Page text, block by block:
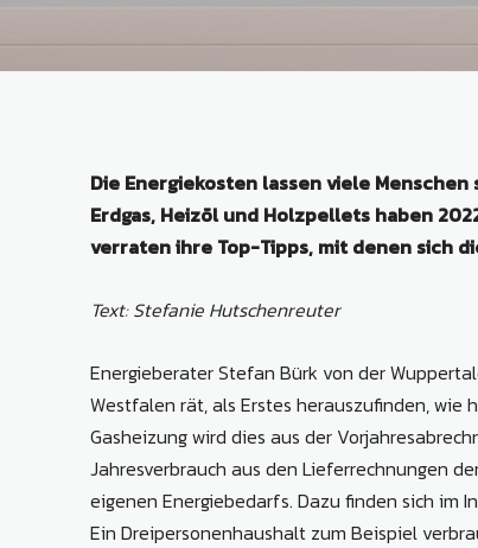
Die Energiekosten lassen viele
Erdgas, Heizöl und Holzpellets haben
verraten ihre Top-Tipps, mit denen sich
Text: Stefanie Hutschenreuter
Energieberater Stefan Bürk von der
Westfalen rät, als Erstes herauszufinden, wie
Gasheizung wird dies aus der
Jahresverbrauch aus den Lieferrechnungen
eigenen Energiebedarfs. Dazu finden sich im
Ein Dreipersonenhaushalt zum Beispiel